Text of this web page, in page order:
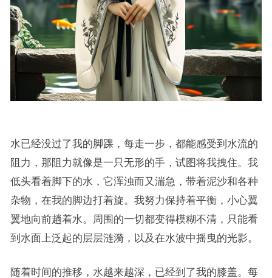
水已经没过了我的脚踝，每走一步，都能感受到水流的
阻力，那阻力就像是一只无形的手，试图将我拽住。我
低头看着脚下的水，它浑浊而又湍急，带着泥沙和各种
杂物，在我的脚边打着旋。我努力保持着平衡，小心翼
翼地向前趟着水。周围的一切都变得模糊不清，只能看
到水面上泛起的层层涟漪，以及在水波中摇曳的光影。
随着时间的推移，水越来越深，已经到了我的膝盖。每